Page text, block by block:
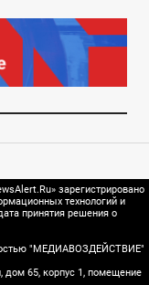
зарегистрировано
технологий и
принятия решения о
"МЕДИАВОЗДЕЙСТВИЕ"
65, корпус 1, помещение